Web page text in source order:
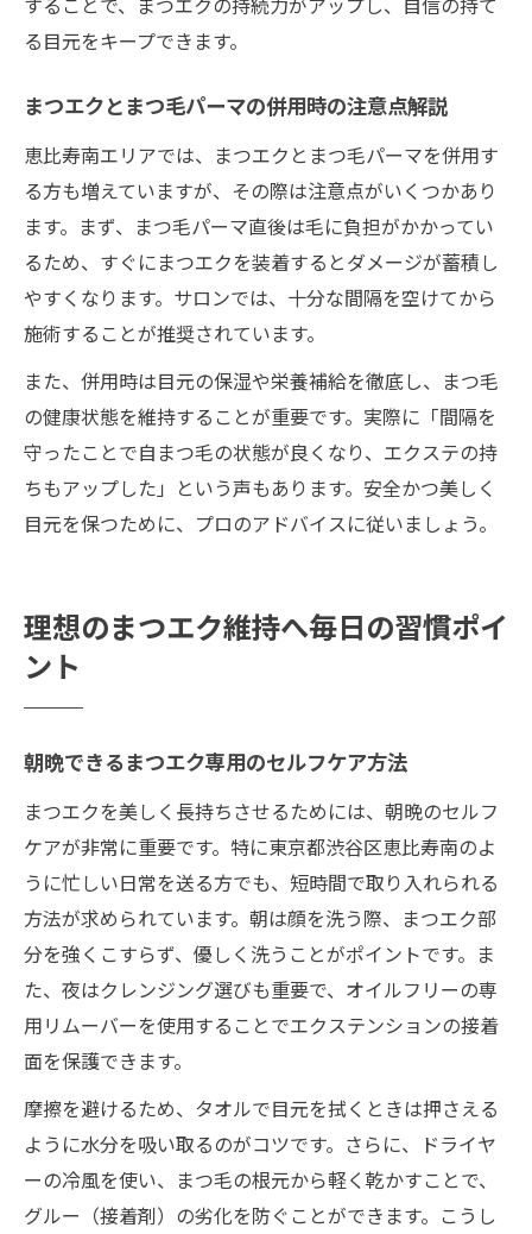
る目元をキープできます。
まつエクとまつ毛パーマの併用時の注意点解説
恵比寿南エリアでは、まつエクとまつ毛パーマを併用す
る方も増えていますが、その際は注意点がいくつかあり
ます。まず、まつ毛パーマ直後は毛に負担がかかってい
るため、すぐにまつエクを装着するとダメージが蓄積し
やすくなります。サロンでは、十分な間隔を空けてから
施術することが推奨されています。
また、併用時は目元の保湿や栄養補給を徹底し、まつ毛
の健康状態を維持することが重要です。実際に「間隔を
守ったことで自まつ毛の状態が良くなり、エクステの持
ちもアップした」という声もあります。安全かつ美しく
目元を保つために、プロのアドバイスに従いましょう。
理想のまつエク維持へ毎日の習慣ポイ
ント
朝晩できるまつエク専用のセルフケア方法
まつエクを美しく長持ちさせるためには、朝晩のセルフ
ケアが非常に重要です。特に東京都渋谷区恵比寿南のよ
うに忙しい日常を送る方でも、短時間で取り入れられる
方法が求められています。朝は顔を洗う際、まつエク部
分を強くこすらず、優しく洗うことがポイントです。ま
た、夜はクレンジング選びも重要で、オイルフリーの専
用リムーバーを使用することでエクステンションの接着
面を保護できます。
摩擦を避けるため、タオルで目元を拭くときは押さえる
ように水分を吸い取るのがコツです。さらに、ドライヤ
ーの冷風を使い、まつ毛の根元から軽く乾かすことで、
グルー（接着剤）の劣化を防ぐことができます。こうし